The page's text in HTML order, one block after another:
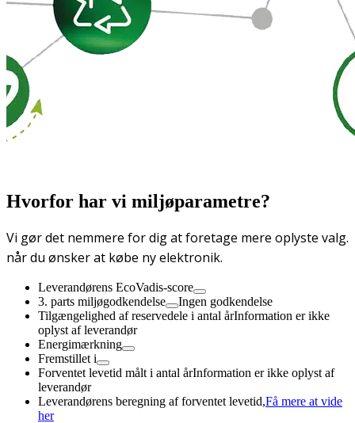
Hvorfor har vi miljøparametre?
Vi gør det nemmere for dig at foretage mere oplyste valg.
når du ønsker at købe ny elektronik.
Leverandørens EcoVadis-score
3. parts miljøgodkendelse
Ingen godkendelse
Tilgængelighed af reservedele i antal årInformation er ikke
oplyst af leverandør
Energimærkning
Fremstillet i
Forventet levetid målt i antal årInformation er ikke oplyst af
leverandør
Leverandørens beregning af forventet levetid,Få mere at vide
her